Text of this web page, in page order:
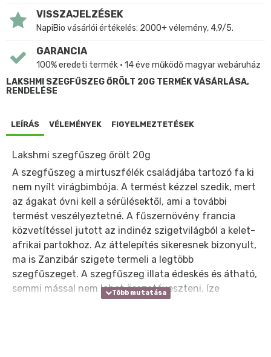
VISSZAJELZÉSEK
NapiBio vásárlói értékelés: 2000+ vélemény, 4,9/5.
GARANCIA
100% eredeti termék • 14 éve működő magyar webáruház
LAKSHMI SZEGFŰSZEG ŐRÖLT 20G TERMÉK VÁSÁRLÁSA,
RENDELÉSE
LEÍRÁS VÉLEMÉNYEK FIGYELMEZTETÉSEK
Lakshmi szegfűszeg őrölt 20g
A szegfűszeg a mirtuszfélék családjába tartozó fa ki
nem nyílt virágbimbója. A termést kézzel szedik, mert
az ágakat óvni kell a sérülésektől, ami a további
termést veszélyeztetné. A fűszernövény francia
közvetítéssel jutott az indinéz szigetvilágból a kelet-
afrikai partokhoz. Az áttelepítés sikeresnek bizonyult,
ma is Zanzibár szigete termeli a legtöbb
szegfűszeget. A szegfűszeg illata édeskés és átható,
semmi mással nem lehet összetéveszteni, íze
édeskés, kissé csípős nagyon aromás. Egészben és